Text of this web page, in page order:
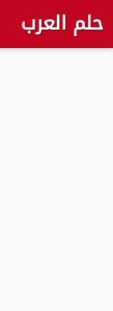
حلم العرب